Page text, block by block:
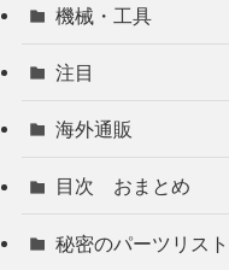
機械・工具
注目
海外通販
目次 おまとめ
秘密のパーツリスト